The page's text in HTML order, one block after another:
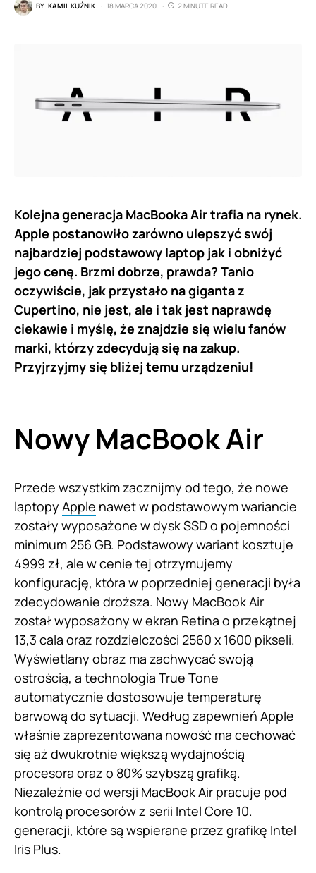
BY KAMIL KUŹNIK 18 MARCA 2020 2 MINUTE READ
Kolejna generacja MacBooka Air trafia na rynek.
Apple postanowiło zarówno ulepszyć swój
najbardziej podstawowy laptop jak i obniżyć
jego cenę. Brzmi dobrze, prawda? Tanio
oczywiście, jak przystało na giganta z
Cupertino, nie jest, ale i tak jest naprawdę
ciekawie i myślę, że znajdzie się wielu fanów
marki, którzy zdecydują się na zakup.
Przyjrzyjmy się bliżej temu urządzeniu!
Nowy MacBook Air
Przede wszystkim zacznijmy od tego, że nowe
laptopy Apple nawet w podstawowym wariancie
zostały wyposażone w dysk SSD o pojemności
minimum 256 GB. Podstawowy wariant kosztuje
4999 zł, ale w cenie tej otrzymujemy
konfigurację, która w poprzedniej generacji była
zdecydowanie droższa. Nowy MacBook Air
został wyposażony w ekran Retina o przekątnej
13,3 cala oraz rozdzielczości 2560 x 1600 pikseli.
Wyświetlany obraz ma zachwycać swoją
ostrością, a technologia True Tone
automatycznie dostosowuje temperaturę
barwową do sytuacji. Według zapewnień Apple
właśnie zaprezentowana nowość ma cechować
się aż dwukrotnie większą wydajnością
procesora oraz o 80% szybszą grafiką.
Niezależnie od wersji MacBook Air pracuje pod
kontrolą procesorów z serii Intel Core 10.
generacji, które są wspierane przez grafikę Intel
Iris Plus.